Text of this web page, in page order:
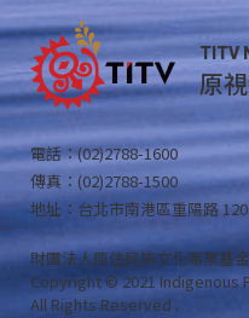
TITV
原
電話：(02)2788-1600
傳真：(02)2788-1500
地址：台北市南港區重陽路
財團法人原住民族文化事業基
Copyright © 2021 Indigenous
All Rights Reserved .